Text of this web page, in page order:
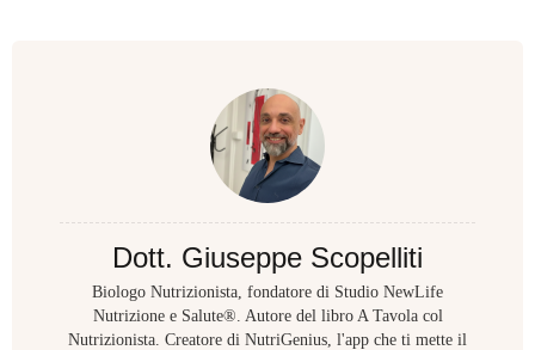
Dott. Giuseppe Scopelliti
Biologo Nutrizionista, fondatore di Studio NewLife
Nutrizione e Salute®. Autore del libro A Tavola col
Nutrizionista. Creatore di NutriGenius, l'app che ti mette il